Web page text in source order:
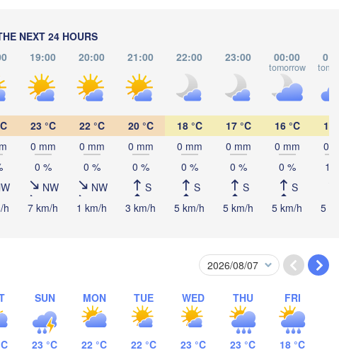
NEXT 24 HOURS
19:00 20:00 21:00 22:00 23:00 00:00
tomorrow
h
23 °C
0 mm
0 %
NW
7 km/h
22 °C
0 mm
0 %
NW
1 km/h
20 °C
0 mm
0 %
S
3 km/h
18 °C
0 mm
0 %
S
5 km/h
17 °C
0 mm
0 %
S
5 km/h
16 °C
0 mm
0 %
S
5 km/h
16
0
10
5
SUN
23 °C
MON
22 °C
TUE
22 °C
WED
23 °C
THU
23 °C
FRI
18 °C
Курган
(Kurgan)
Омск
(Omsk)
Астана
Петропавл
(Petropavl)
Көкшетау
(Kökşetaw)
Қарағанды